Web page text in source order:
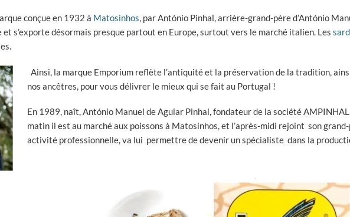
conçue en 1932 à Matosinhos, par António Pinhal, arrière-grand-père d’António
s’exporte désormais presque partout en Europe, surtout vers le marché italien. Les
Ainsi, la marque Emporium reflète l’antiquité et la préservation de la tradition,
nos ancêtres, pour vous délivrer le mieux qui se fait au Portugal !
En 1989, naît, António Manuel de Aguiar Pinhal, fondateur de la société
matin il est au marché aux poissons à Matosinhos, et l’après-midi rejoint son
activité professionnelle, va lui permettre de devenir un spécialiste dans la